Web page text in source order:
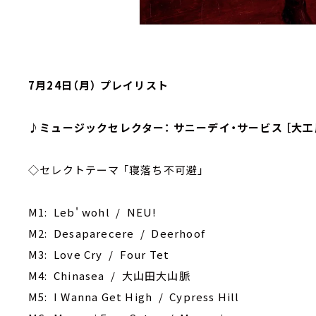
7月24日（月） プレイリスト
♪ミュージックセレクター： サニーデイ・サービス ［大工
◇セレクトテーマ 「寝落ち不可避」
M1: Leb' wohl / NEU!
M2: Desaparecere / Deerhoof
M3: Love Cry / Four Tet
M4: Chinasea / 大山田大山脈
M5: I Wanna Get High / Cypress Hill